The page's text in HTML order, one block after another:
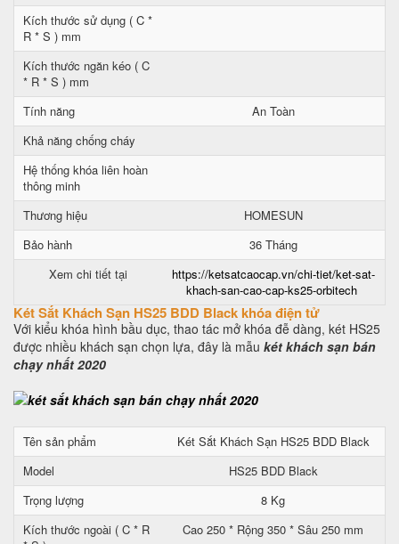
Kích thước sử dụng ( C *
R * S ) mm
Kích thước ngăn kéo ( C
* R * S ) mm
Tính năng
An Toàn
Khả năng chống cháy
Hệ thống khóa liên hoàn
thông minh
Thương hiệu
HOMESUN
Bảo hành
36 Tháng
Xem chi tiết tại
https://ketsatcaocap.vn/chi-tiet/ket-sat-
khach-san-cao-cap-ks25-orbitech
Két Sắt Khách Sạn HS25 BDD Black khóa điện tử
Với kiểu khóa hình bầu dục, thao tác mở khóa đễ dàng, két HS25
được nhiều khách sạn chọn lựa, đây là mẫu két khách sạn bán
chạy nhất 2020
Tên sản phẩm
Két Sắt Khách Sạn HS25 BDD Black
Model
HS25 BDD Black
Trọng lượng
8 Kg
Kích thước ngoài ( C * R
Cao 250 * Rộng 350 * Sâu 250 mm